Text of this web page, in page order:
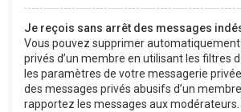
Je reçois sans arrêt des messages
Vous pouvez supprimer
privés d’un membre en utilisant les filtres
les paramètres de votre messagerie
des messages privés abusifs d’un
rapportez les messages aux modérateurs.